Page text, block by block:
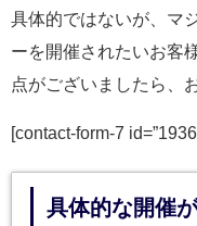
具体的ではないが、マ
ーを開催されたいお客
点がございましたら、
[contact-form-7
具体的な開催